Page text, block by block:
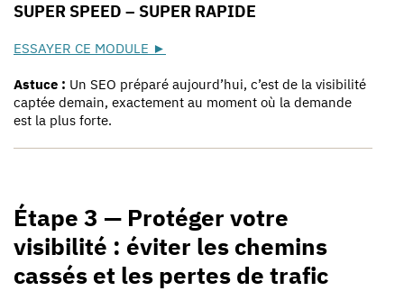
SUPER SPEED – SUPER RAPIDE
ESSAYER CE MODULE ►
Astuce : Un SEO préparé aujourd’hui, c’est de la visibilité
captée demain, exactement au moment où la demande
est la plus forte.
Étape 3 — Protéger votre
visibilité : éviter les chemins
cassés et les pertes de trafic